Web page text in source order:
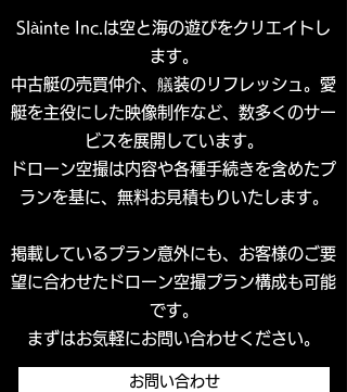
Slàinte Inc.は空と海の遊びをクリエイトし
ます。
中古艇の売買仲介、艤装のリフレッシュ。愛
艇を主役にした映像制作など、数多くのサー
ビスを展開しています。
ドローン空撮は内容や各種手続きを含めたプ
ランを基に、無料お見積もりいたします。
掲載しているプラン意外にも、お客様のご要
望に合わせたドローン空撮プラン構成も可能
です。
まずはお気軽にお問い合わせください。
お問い合わせ